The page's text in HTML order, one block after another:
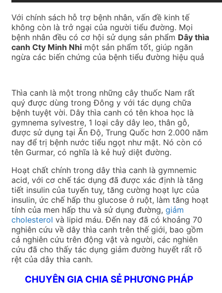
Với chính sách hỗ trợ bệnh nhân, vấn đề kinh tế
không còn là trở ngại của người tiểu đường. Mọi
bệnh nhân đều có cơ hội sử dụng sản phẩm Dây thìa
canh Cty Minh Nhi một sản phẩm tốt, giúp ngăn
ngừa các biến chứng của bệnh tiểu đường hiệu quả
Thìa canh là một trong những cây thuốc Nam rất
quý được dùng trong Đông y với tác dụng chữa
bệnh tuyệt vời. Dây thìa canh có tên khoa học là
gymnema sylvestre, 1 loại cây dây leo, thân gỗ,
được sử dụng tại Ấn Độ, Trung Quốc hơn 2.000 năm
nay để trị bệnh nước tiểu ngọt như mật. Nó còn có
tên Gurmar, có nghĩa là kẻ huỷ diệt đường.
Hoạt chất chính trong dây thìa canh là gymnemic
acid, với cơ chế tác dụng đã được xác định là tăng
tiết insulin của tuyến tuỵ, tăng cường hoạt lực của
insulin, ức chế hấp thu glucose ở ruột, làm tăng hoạt
tính của men hấp thu và sử dụng đường, giảm
cholesterol và lipid máu. Đến nay đã có khoảng 70
nghiên cứu về dây thìa canh trên thế giới, bao gồm
cả nghiên cứu trên động vật và người, các nghiên
cứu đã cho thấy tác dụng giảm đường huyết rất rõ
rệt của dây thìa canh.
CHUYÊN GIA CHIA SẺ PHƯƠNG PHÁP